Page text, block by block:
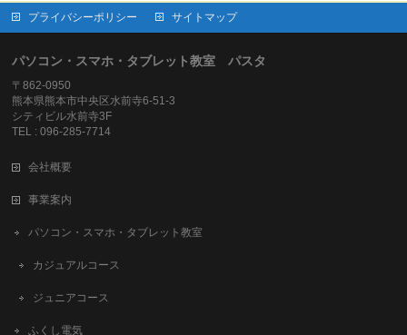
プライバシーポリシー サイトマップ
パソコン・スマホ・タブレット教室 パスタ
〒862-0950
熊本県熊本市中央区水前寺6-51-3
シティビル水前寺3F
TEL : 096-285-7714
会社概要
事業案内
パソコン・スマホ・タブレット教室
カジュアルコース
ジュニアコース
ふくし電気